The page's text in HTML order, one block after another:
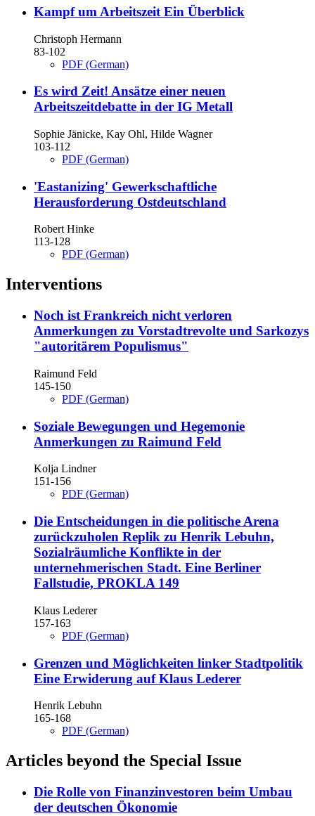
Kampf um Arbeitszeit Ein Überblick
Christoph Hermann
83-102
PDF (German)
Es wird Zeit! Ansätze einer neuen
Arbeitszeitdebatte in der IG Metall
Sophie Jänicke, Kay Ohl, Hilde Wagner
103-112
PDF (German)
'Eastanizing' Gewerkschaftliche
Herausforderung Ostdeutschland
Robert Hinke
113-128
PDF (German)
Interventions
Noch ist Frankreich nicht verloren
Anmerkungen zu Vorstadtrevolte und Sarkozys
"autoritärem Populismus"
Raimund Feld
145-150
PDF (German)
Soziale Bewegungen und Hegemonie
Anmerkungen zu Raimund Feld
Kolja Lindner
151-156
PDF (German)
Die Entscheidungen in die politische Arena
zurückzuholen Replik zu Henrik Lebuhn,
Sozialräumliche Konflikte in der
unternehmerischen Stadt. Eine Berliner
Fallstudie, PROKLA 149
Klaus Lederer
157-163
PDF (German)
Grenzen und Möglichkeiten linker Stadtpolitik
Eine Erwiderung auf Klaus Lederer
Henrik Lebuhn
165-168
PDF (German)
Articles beyond the Special Issue
Die Rolle von Finanzinvestoren beim Umbau
der deutschen Ökonomie